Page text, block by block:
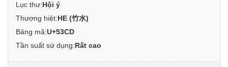
Lục thư:Hội ý
Thương hiệt:HE (竹水)
Bảng mã:U+53CD
Tần suất sử dụng:Rất cao